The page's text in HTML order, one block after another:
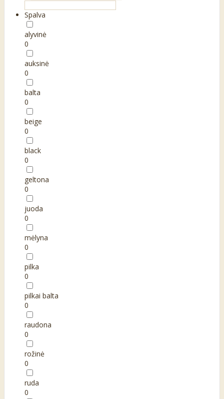
Spalva
alyvinė
0
auksinė
0
balta
0
beige
0
black
0
geltona
0
juoda
0
mėlyna
0
pilka
0
pilkai balta
0
raudona
0
rožinė
0
ruda
0